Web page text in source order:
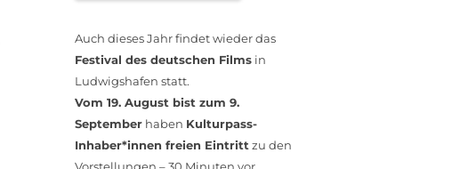
Auch dieses Jahr findet wieder das
Festival des deutschen Films in
Ludwigshafen statt.
Vom 19. August bist zum 9.
September haben Kulturpass-
Inhaber*innen freien Eintritt zu den